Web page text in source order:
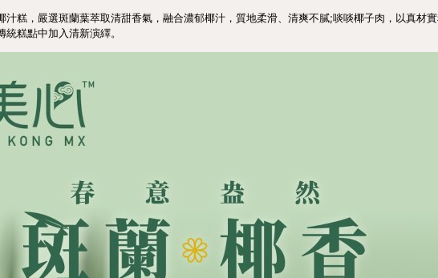
糕，嚴選斑蘭葉萃取清甜香氣，融合濃郁椰汁，質地柔滑、清爽不膩;啖啖椰子肉，以真材
糕點中加入清新演繹。